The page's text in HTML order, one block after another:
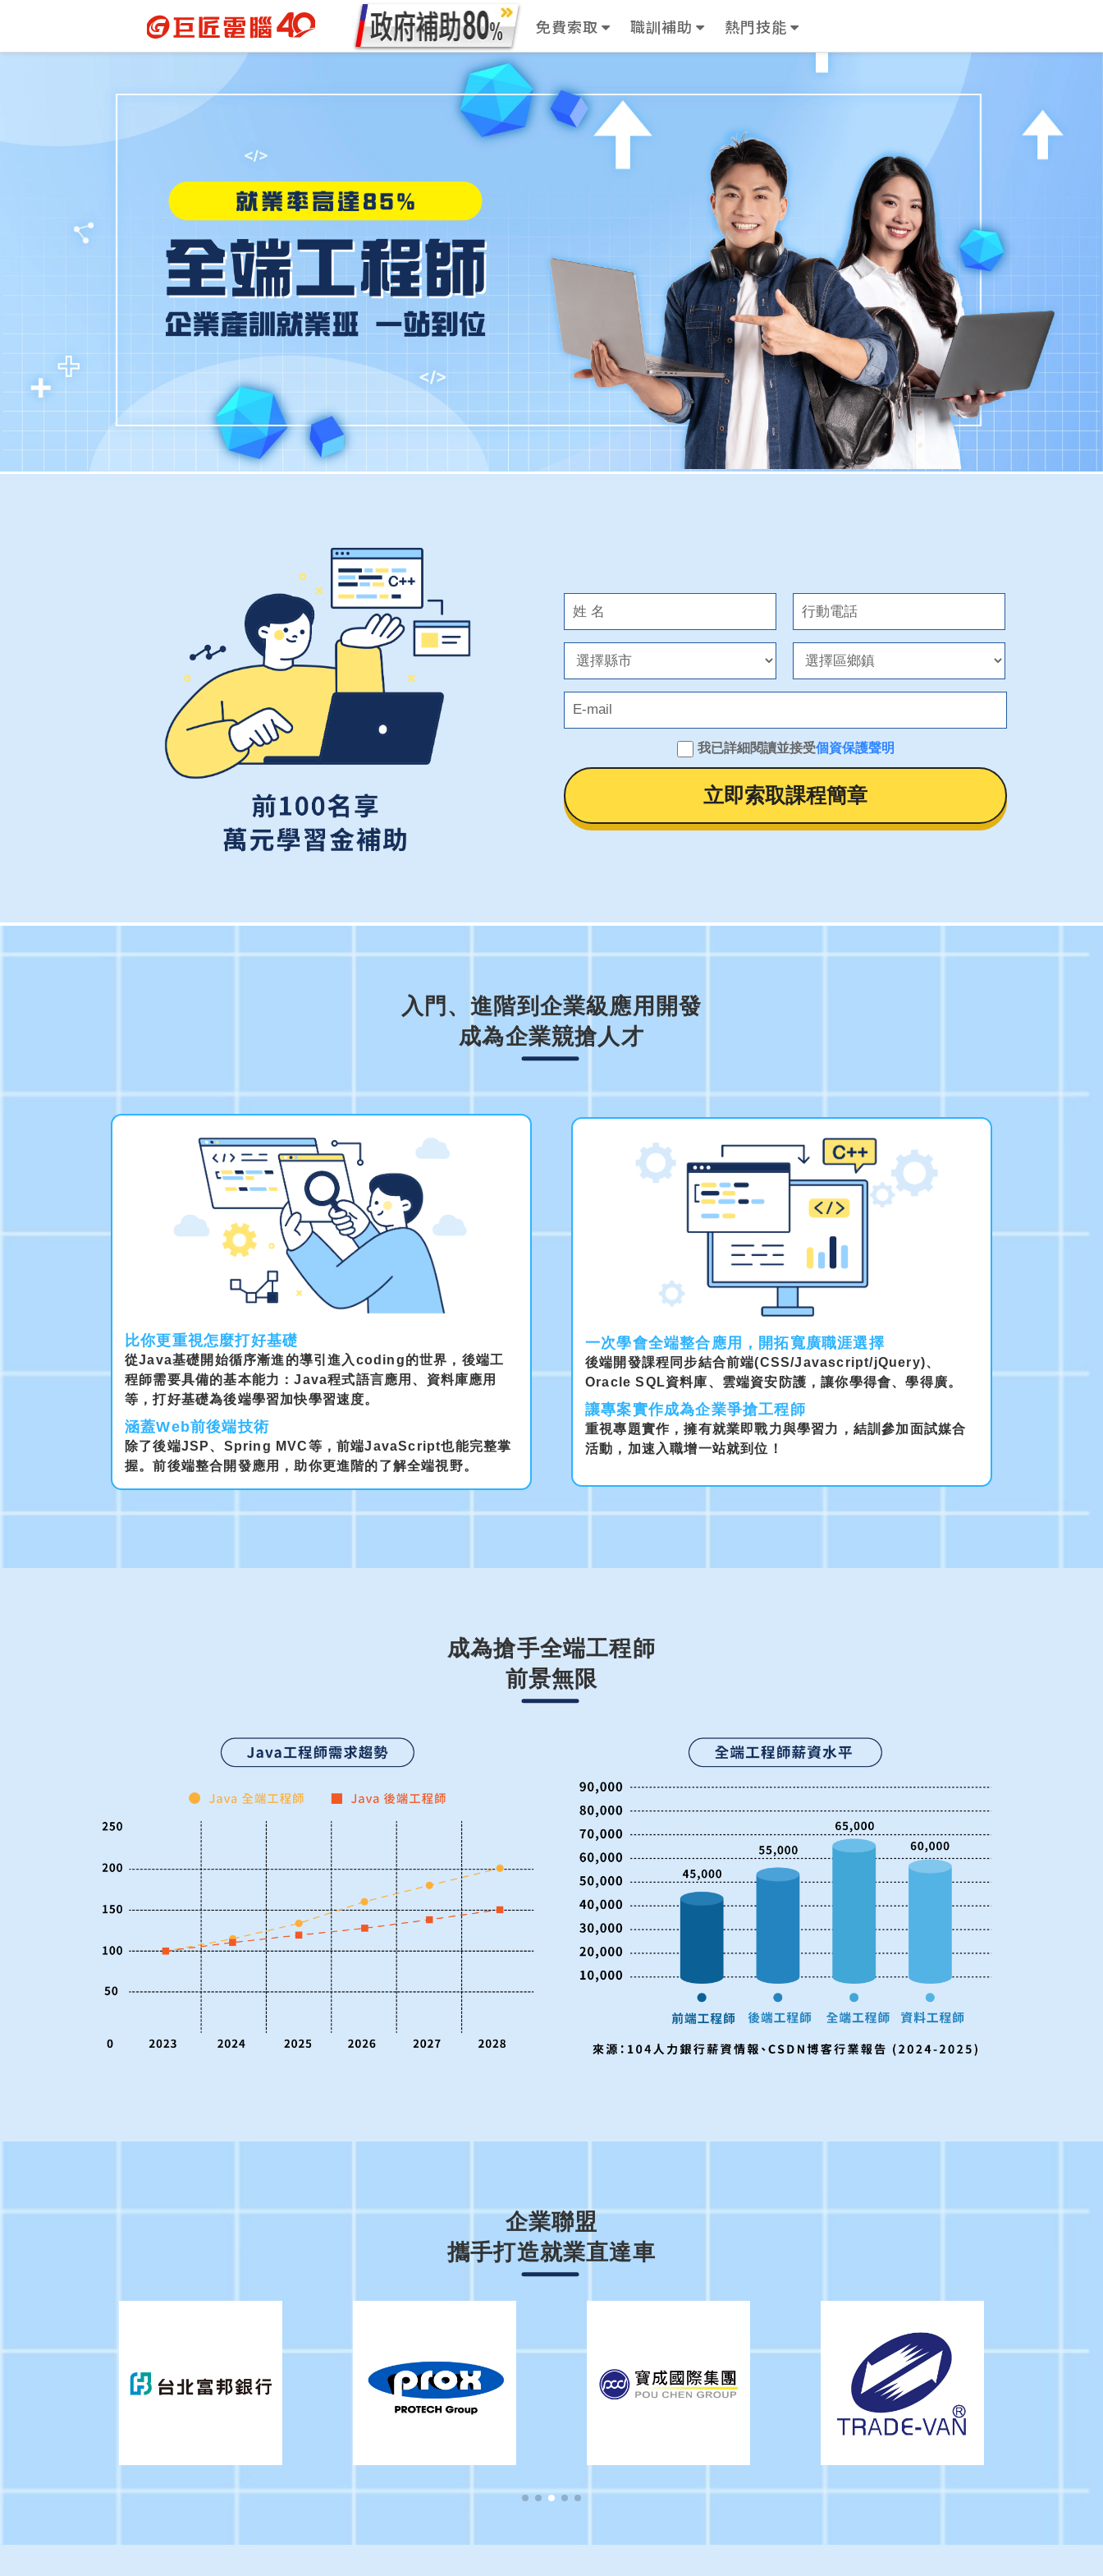
我已詳細閱讀並接受個資保護聲明
立即索取課程簡章
入門、進階到企業級應用開發
成為企業競搶人才
比你更重視怎麼打好基礎
從Java基礎開始循序漸進的導引進入coding的世界，後端工
程師需要具備的基本能力：Java程式語言應用、資料庫應用
等，打好基礎為後端學習加快學習速度。
涵蓋Web前後端技術
除了後端JSP、Spring MVC等，前端JavaScript也能完整掌
握。前後端整合開發應用，助你更進階的了解全端視野。
一次學會全端整合應用，開拓寬廣職涯選擇
後端開發課程同步結合前端(CSS/Javascript/jQuery)、
Oracle SQL資料庫、雲端資安防護，讓你學得會、學得廣。
讓專案實作成為企業爭搶工程師
重視專題實作，擁有就業即戰力與學習力，結訓參加面試媒合
活動，加速入職增一站就到位！
成為搶手全端工程師
前景無限
企業聯盟
攜手打造就業直達車